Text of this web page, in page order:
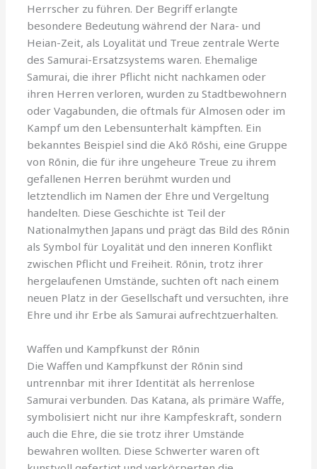
Herrscher zu führen. Der Begriff erlangte
besondere Bedeutung während der Nara- und
Heian-Zeit, als Loyalität und Treue zentrale Werte
des Samurai-Ersatzsystems waren. Ehemalige
Samurai, die ihrer Pflicht nicht nachkamen oder
ihren Herren verloren, wurden zu Stadtbewohnern
oder Vagabunden, die oftmals für Almosen oder im
Kampf um den Lebensunterhalt kämpften. Ein
bekanntes Beispiel sind die Akō Rōshi, eine Gruppe
von Rōnin, die für ihre ungeheure Treue zu ihrem
gefallenen Herren berühmt wurden und
letztendlich im Namen der Ehre und Vergeltung
handelten. Diese Geschichte ist Teil der
Nationalmythen Japans und prägt das Bild des Rōnin
als Symbol für Loyalität und den inneren Konflikt
zwischen Pflicht und Freiheit. Rōnin, trotz ihrer
hergelaufenen Umstände, suchten oft nach einem
neuen Platz in der Gesellschaft und versuchten, ihre
Ehre und ihr Erbe als Samurai aufrechtzuerhalten.
Waffen und Kampfkunst der Rōnin
Die Waffen und Kampfkunst der Rōnin sind
untrennbar mit ihrer Identität als herrenlose
Samurai verbunden. Das Katana, als primäre Waffe,
symbolisiert nicht nur ihre Kampfeskraft, sondern
auch die Ehre, die sie trotz ihrer Umstände
bewahren wollten. Diese Schwerter waren oft